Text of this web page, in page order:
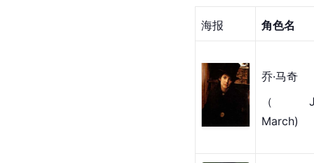
海报 角色名
乔·马奇
（
March)